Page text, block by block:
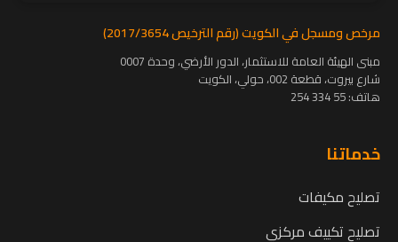
مرخص ومسجل في الكويت (رقم الترخيص 2017/3654)
مبنى الهيئة العامة للاستثمار، الدور الأرضي، وحدة 0007
شارع بيروت، قطعة 002، حولي، الكويت
هاتف:55 334 254
خدماتنا
تصليح مكيفات
تصليح تكييف مركزي